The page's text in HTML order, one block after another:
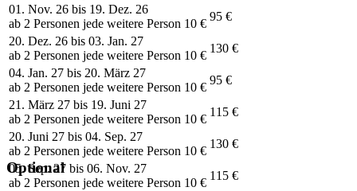
01. Nov. 26 bis 19. Dez. 26
ab 2 Personen jede weitere Person 10 €
95 €
20. Dez. 26 bis 03. Jan. 27
ab 2 Personen jede weitere Person 10 €
130 €
04. Jan. 27 bis 20. März 27
ab 2 Personen jede weitere Person 10 €
95 €
21. März 27 bis 19. Juni 27
ab 2 Personen jede weitere Person 10 €
115 €
20. Juni 27 bis 04. Sep. 27
ab 2 Personen jede weitere Person 10 €
130 €
05. Sep. 27 bis 06. Nov. 27
ab 2 Personen jede weitere Person 10 €
115 €
Optional